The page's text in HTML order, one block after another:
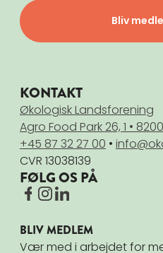
Bliv
KONTAKT
Økologisk Landsforening
Agro Food Park 26, 1 •
+45 87 32 27 00 •
CVR 13038139
FØLG OS PÅ
BLIV MEDLEM
Vær med i arbejdet for